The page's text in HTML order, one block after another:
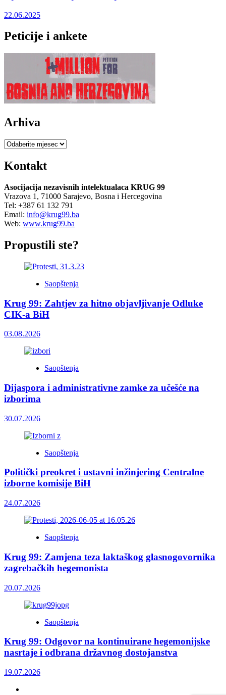
22.06.2025
Peticije i ankete
Arhiva
Arhiva
Kontakt
Asocijacija nezavisnih intelektualaca KRUG 99
Vrazova 1, 71000 Sarajevo, Bosna i Hercegovina
Tel: +387 61 132 791
Email: info@krug99.ba
Web: www.krug99.ba
Propustili ste?
Saopštenja
Krug 99: Zahtjev za hitno objavljivanje Odluke
CIK-a BiH
03.08.2026
Saopštenja
Dijaspora i administrativne zamke za učešće na
izborima
30.07.2026
Saopštenja
Politički preokret i ustavni inžinjering Centralne
izborne komisije BiH
24.07.2026
Saopštenja
Krug 99: Zamjena teza laktaškog glasnogovornika
zagrebačkih hegemonista
20.07.2026
Saopštenja
Krug 99: Odgovor na kontinuirane hegemonijske
nasrtaje i odbrana državnog dostojanstva
19.07.2026